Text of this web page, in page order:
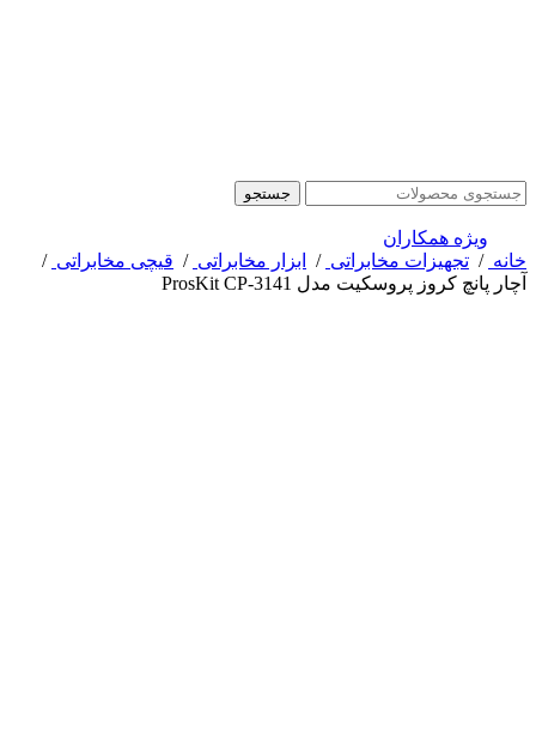
جستجو
ویژه همکاران
خانه / تجهیزات مخابراتی / ابزار مخابراتی / قیچی مخابراتی /
آچار پانچ کروز پروسکیت مدل ProsKit CP-3141